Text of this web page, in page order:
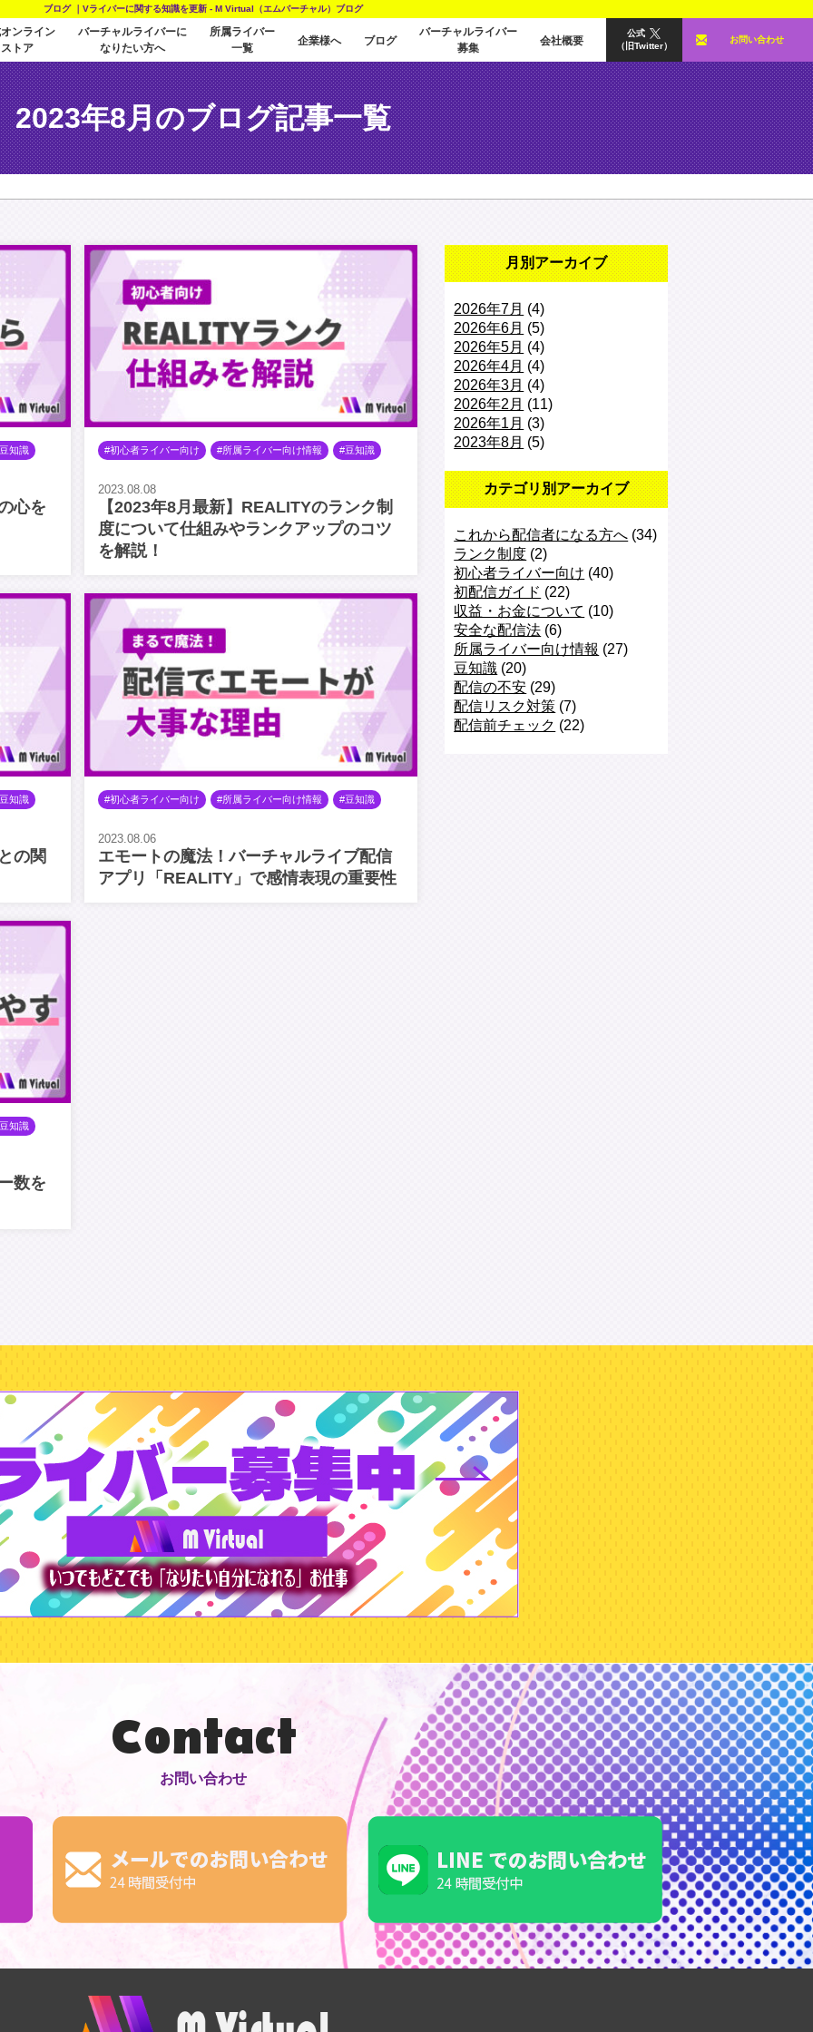
ブログ ｜Vライバーに関する知識を更新 - M Virtual（エムバーチャル）ブログ
ンライン
ストア
バーチャルライバーに
なりたい方へ
所属ライバー
一覧
企業様へ ブログ
バーチャルライバー
募集
会社概要
公式
（旧Twitter）
お問い合わせ
2023年8月のブログ記事一覧
豆知識
心を
初心者ライバー向け 所属ライバー向け情報 豆知識
2023.08.08
【2023年8月最新】REALITYのランク制
度について仕組みやランクアップのコツ
を解説！
豆知識
の関
初心者ライバー向け 所属ライバー向け情報 豆知識
2023.08.06
エモートの魔法！バーチャルライブ配信
アプリ「REALITY」で感情表現の重要性
豆知識
数を
月別アーカイブ
2026年7月 (4)
2026年6月 (5)
2026年5月 (4)
2026年4月 (4)
2026年3月 (4)
2026年2月 (11)
2026年1月 (3)
2023年8月 (5)
カテゴリ別アーカイブ
これから配信者になる方へ (34)
ランク制度 (2)
初心者ライバー向け (40)
初配信ガイド (22)
収益・お金について (10)
安全な配信法 (6)
所属ライバー向け情報 (27)
豆知識 (20)
配信の不安 (29)
配信リスク対策 (7)
配信前チェック (22)
Contact
お問い合わせ